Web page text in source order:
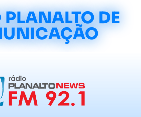
PLANALTO DE